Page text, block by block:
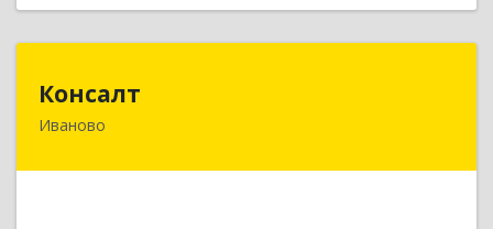
Консалт
Иваново
153000, Ивановская обл, Иваново г, Жарова ул,